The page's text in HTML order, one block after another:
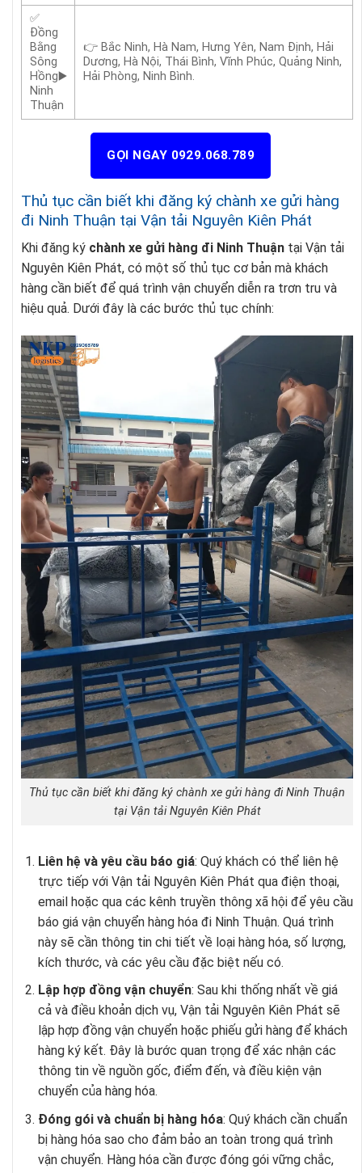
✅
Đồng
Bằng
Sông
Hồng▶️
Ninh
Thuận
👉 Bắc Ninh, Hà Nam, Hưng Yên, Nam Định, Hải
Dương, Hà Nội, Thái Bình, Vĩnh Phúc, Quảng Ninh,
Hải Phòng, Ninh Bình.
GỌI NGAY 0929.068.789
Thủ tục cần biết khi đăng ký chành xe gửi hàng
đi Ninh Thuận tại Vận tải Nguyên Kiên Phát
Khi đăng ký chành xe gửi hàng đi Ninh Thuận tại Vận tải
Nguyên Kiên Phát, có một số thủ tục cơ bản mà khách
hàng cần biết để quá trình vận chuyển diễn ra trơn tru và
hiệu quả. Dưới đây là các bước thủ tục chính:
Thủ tục cần biết khi đăng ký chành xe gửi hàng đi Ninh Thuận
tại Vận tải Nguyên Kiên Phát
Liên hệ và yêu cầu báo giá: Quý khách có thể liên hệ
trực tiếp với Vận tải Nguyên Kiên Phát qua điện thoại,
email hoặc qua các kênh truyền thông xã hội để yêu cầu
báo giá vận chuyển hàng hóa đi Ninh Thuận. Quá trình
này sẽ cần thông tin chi tiết về loại hàng hóa, số lượng,
kích thước, và các yêu cầu đặc biệt nếu có.
Lập hợp đồng vận chuyển: Sau khi thống nhất về giá
cả và điều khoản dịch vụ, Vận tải Nguyên Kiên Phát sẽ
lập hợp đồng vận chuyển hoặc phiếu gửi hàng để khách
hàng ký kết. Đây là bước quan trọng để xác nhận các
thông tin về nguồn gốc, điểm đến, và điều kiện vận
chuyển của hàng hóa.
Đóng gói và chuẩn bị hàng hóa: Quý khách cần chuẩn
bị hàng hóa sao cho đảm bảo an toàn trong quá trình
vận chuyển. Hàng hóa cần được đóng gói vững chắc,